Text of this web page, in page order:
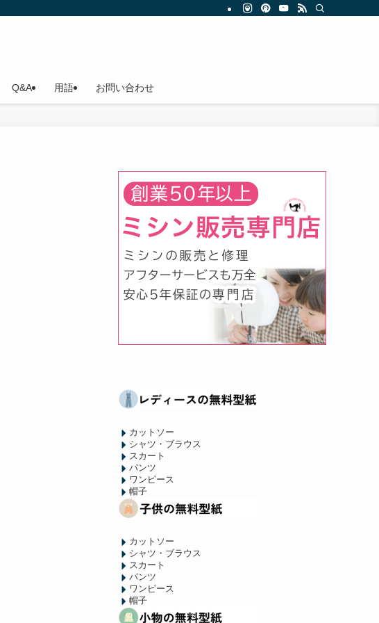
Q&A 用語 お問い合わせ
カットソー
シャツ・ブラウス
スカート
パンツ
ワンピース
帽子
カットソー
シャツ・ブラウス
スカート
パンツ
ワンピース
帽子